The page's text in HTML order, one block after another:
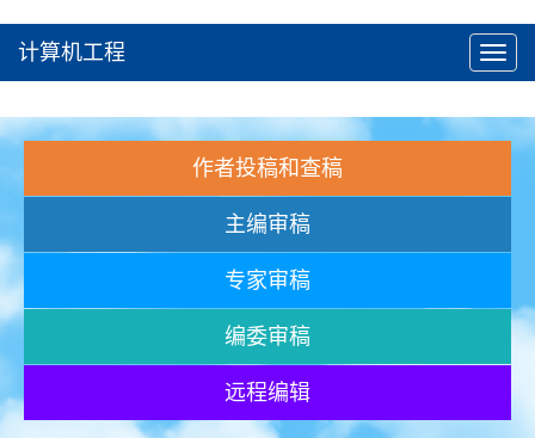
计算机工程
作者投稿和查稿
主编审稿
专家审稿
编委审稿
远程编辑